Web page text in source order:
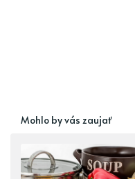
Mohlo by vás zaujať